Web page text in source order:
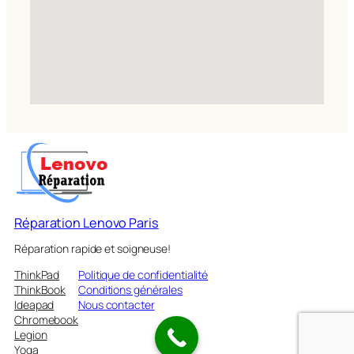
Réparation Lenovo Paris
Réparation rapide et soigneuse!
ThinkPad
ThinkBook
Ideapad
Chromebook
Legion
Yoga
Politique de confidentialité
Conditions générales
Nous contacter